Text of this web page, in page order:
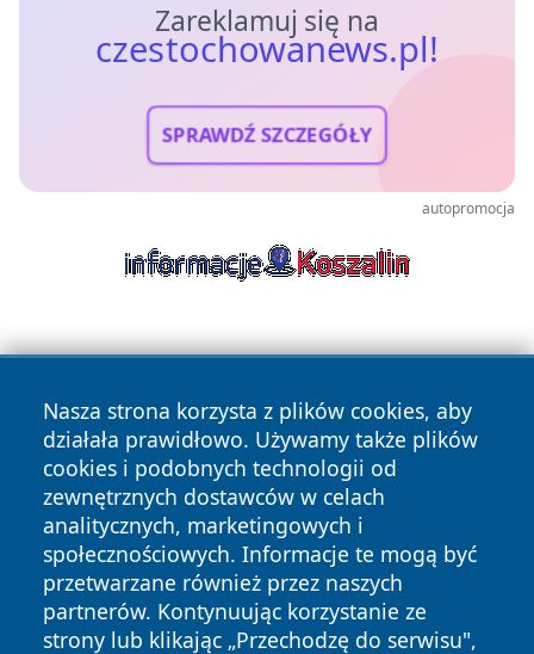
Zareklamuj się na
czestochowanews.pl!
SPRAWDŹ SZCZEGÓŁY
autopromocja
Nasza strona korzysta z plików cookies, aby
działała prawidłowo. Używamy także plików
cookies i podobnych technologii od
zewnętrznych dostawców w celach
analitycznych, marketingowych i
społecznościowych. Informacje te mogą być
przetwarzane również przez naszych
partnerów. Kontynuując korzystanie ze
strony lub klikając „Przechodzę do serwisu",
Copyright © 2026 czestochowanews.pl Wszystkie prawa
zastrzeżone.
News Autorzy
Polityka
Prywatności
Polityka
Cookies